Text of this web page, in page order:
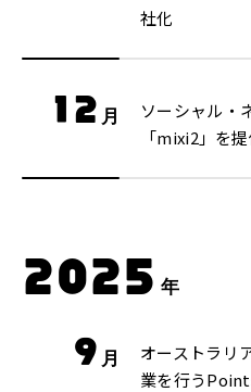
社化
12 月
ソーシャル・
「mixi2」を
2025 年
9 月
オーストラリ
業を行う